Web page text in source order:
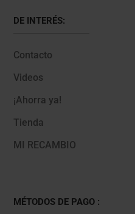
DE INTERÉS:
Contacto
Videos
¡Ahorra ya!
Tienda
MI RECAMBIO
MÉTODOS DE PAGO :